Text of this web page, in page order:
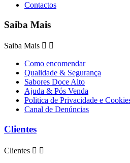
Contactos
Saiba Mais
Saiba Mais  
Como encomendar
Qualidade & Segurança
Sabores Doce Alto
Ajuda & Pós Venda
Politica de Privacidade e
Canal de Denúncias
Clientes
Clientes  